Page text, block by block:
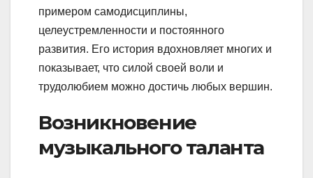
примером самодисциплины,
целеустремленности и постоянного
развития. Его история вдохновляет многих и
показывает, что силой своей воли и
трудолюбием можно достичь любых вершин.
Возникновение
музыкального таланта